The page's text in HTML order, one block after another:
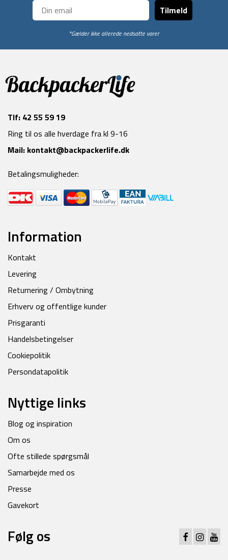
Tilmeld
*Gælder ikke allerede nedsatte varer
Tlf: 42 55 59 19
Ring til os alle hverdage fra kl 9-16
Mail: kontakt@backpackerlife.dk
Betalingsmuligheder:
Information
Kontakt
Levering
Returnering / Ombytning
Erhverv og offentlige kunder
Prisgaranti
Handelsbetingelser
Cookiepolitik
Persondatapolitik
Nyttige links
Blog og inspiration
Om os
Ofte stillede spørgsmål
Samarbejde med os
Presse
Gavekort
Følg os